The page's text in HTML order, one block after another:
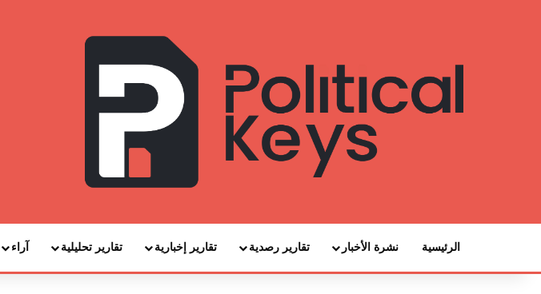
الرئيسية نشرة الأخبار تقارير رصدية تقارير إخبارية تقارير تحليلية آراء